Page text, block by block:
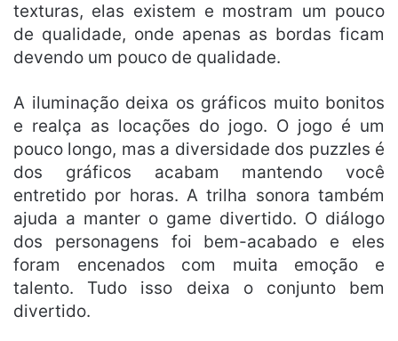
texturas, elas existem e mostram um pouco
de qualidade, onde apenas as bordas ficam
devendo um pouco de qualidade.
A iluminação deixa os gráficos muito bonitos
e realça as locações do jogo. O jogo é um
pouco longo, mas a diversidade dos puzzles é
dos gráficos acabam mantendo você
entretido por horas. A trilha sonora também
ajuda a manter o game divertido. O diálogo
dos personagens foi bem-acabado e eles
foram encenados com muita emoção e
talento. Tudo isso deixa o conjunto bem
divertido.